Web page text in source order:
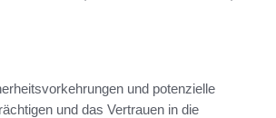
und potenzielle
und das Vertrauen in die